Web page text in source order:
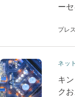
ー
プレ
ネッ
キ
ク